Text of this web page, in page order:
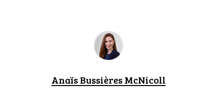
Anaïs Bussières McNicoll